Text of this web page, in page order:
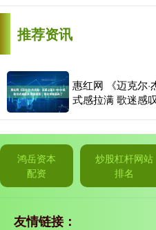
推荐资讯
惠红网 《迈克尔
式感拉满 歌迷感
鸿岳资本
配资
炒股杠杆网站
排名
友情链接：